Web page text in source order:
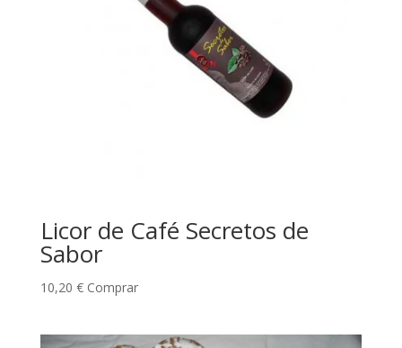
Licor de Café Secretos de
Sabor
10,20 € Comprar